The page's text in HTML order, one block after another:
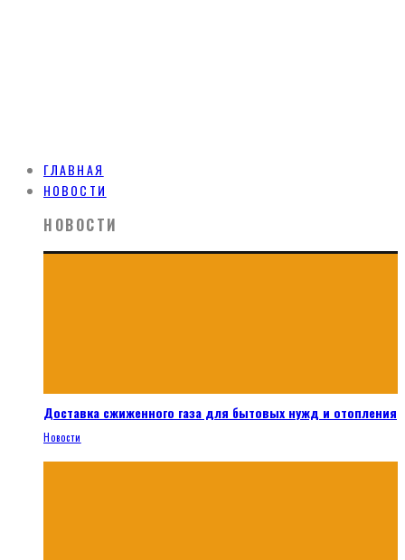
ГЛАВНАЯ
НОВОСТИ
НОВОСТИ
Доставка сжиженного газа для бытовых нужд и отопления
Новости